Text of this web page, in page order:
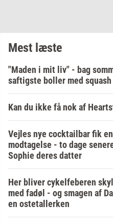
Mest læste
"Maden i mit liv" - bag
saftigste boller med squash
Kan du ikke få nok af
Vejles nye cocktailbar fik
modtagelse - to dage
Sophie deres datter
Her bliver cykelfeberen
med fadøl - og smagen af
en ostetallerken